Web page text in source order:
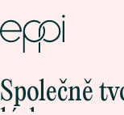
Společně